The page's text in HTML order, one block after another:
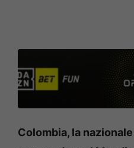
Colombia, la